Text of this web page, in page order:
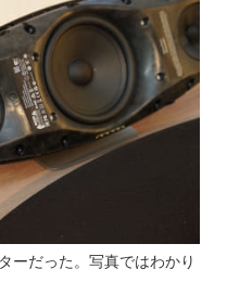
ーだった。写真ではわかり